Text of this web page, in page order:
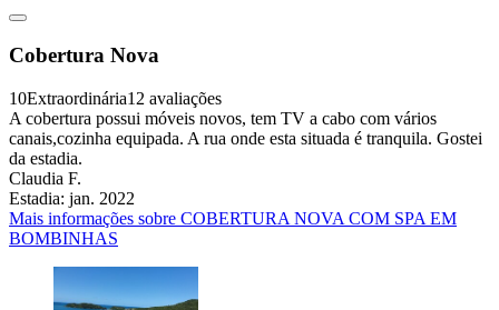
Cobertura Nova
10Extraordinária12 avaliações
A cobertura possui móveis novos, tem TV a cabo com vários
canais,cozinha equipada. A rua onde esta situada é tranquila. Gostei
da estadia.
Claudia F.
Estadia: jan. 2022
Mais informações sobre COBERTURA NOVA COM SPA EM
BOMBINHAS